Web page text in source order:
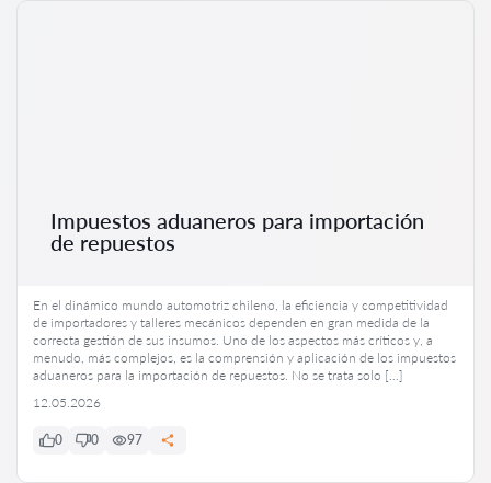
Impuestos aduaneros para importación
de repuestos
En el dinámico mundo automotriz chileno, la eficiencia y competitividad
de importadores y talleres mecánicos dependen en gran medida de la
correcta gestión de sus insumos. Uno de los aspectos más críticos y, a
menudo, más complejos, es la comprensión y aplicación de los impuestos
aduaneros para la importación de repuestos. No se trata solo […]
12.05.2026
0 0 97